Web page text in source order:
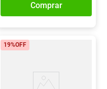
Comprar
19%OFF